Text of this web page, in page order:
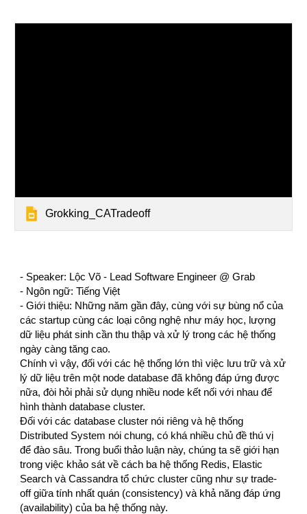
Grokking_CATradeoff
- Speaker: Lộc Võ - Lead Software Engineer @ Grab
- Ngôn ngữ: Tiếng Việt
- Giới thiệu: Những năm gần đây, cùng với sự bùng nổ của
các startup cùng các loại công nghệ như máy học, lượng
dữ liệu phát sinh cần thu thập và xử lý trong các hệ thống
ngày càng tăng cao.
Chính vì vậy, đối với các hệ thống lớn thì việc lưu trữ và xử
lý dữ liệu trên một node database đã không đáp ứng được
nữa, đòi hỏi phải sử dụng nhiều node kết nối với nhau để
hình thành database cluster.
Đối với các database cluster nói riêng và hệ thống
Distributed System nói chung, có khá nhiều chủ đề thú vị
để đào sâu. Trong buổi thảo luận này, chúng ta sẽ giới hạn
trong việc khảo sát về cách ba hệ thống Redis, Elastic
Search và Cassandra tổ chức cluster cũng như sự trade-
off giữa tính nhất quán (consistency) và khả năng đáp ứng
(availability) của ba hệ thống này.